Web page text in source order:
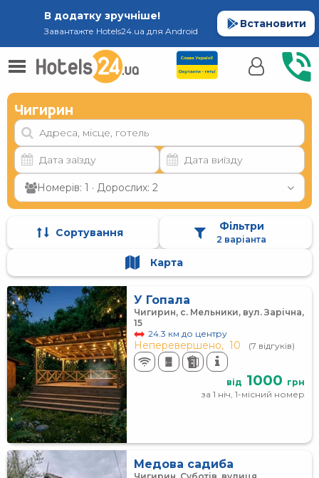
В додатку зручніше!
Завантажте Hotels24.ua для Android
Встановити
Чигирин
Номерів: 1 · Дорослих: 2
Сортування Фільтри
2 варіанта
Карта
У Гопала
Чигирин, с. Мельники, вул. Зарічна,
15
24.3 км до центру
Неперевершено, 10 (7 відгуків)
від 1000 грн
за 1 ніч, 1-місний номер
Медова садиба